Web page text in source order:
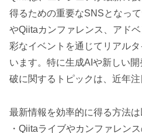
得るための重要なSNSとなっ
やQiitaカンファレンス、アド
彩なイベントを通じてリアル
います。特に生成AIや新しい
破に関するトピックは、近年注
最新情報を効率的に得る方法は
・Qiitaライブやカンファレン